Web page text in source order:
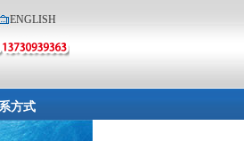
ENGLISH
方式